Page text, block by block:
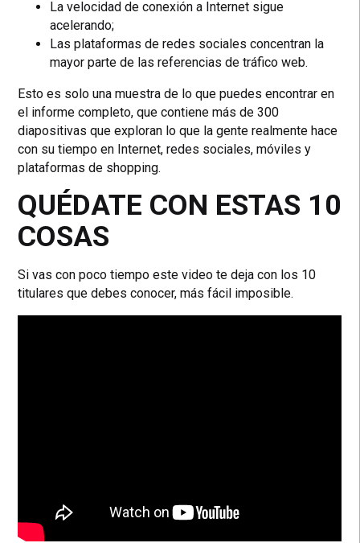
La velocidad de conexión a Internet sigue
acelerando;
Las plataformas de redes sociales concentran la
mayor parte de las referencias de tráfico web.
Esto es solo una muestra de lo que puedes encontrar en
el informe completo, que contiene más de 300
diapositivas que exploran lo que la gente realmente hace
con su tiempo en Internet, redes sociales, móviles y
plataformas de shopping.
QUÉDATE CON ESTAS 10
COSAS
Si vas con poco tiempo este video te deja con los 10
titulares que debes conocer, más fácil imposible.